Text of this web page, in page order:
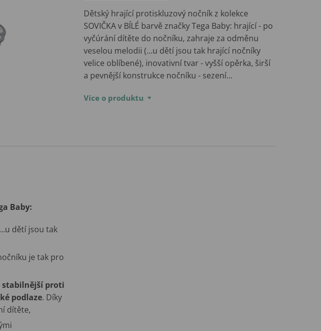
Dětský hrající protiskluzový nočník z kolekce
SOVIČKA v BÍLÉ barvě značky Tega Baby: hrající - po
vyčúrání dítěte do nočníku, zahraje za odměnu
veselou melodii (...u dětí jsou tak hrající nočníky
velice oblíbené), inovativní tvar - vyšší opěrka, širší
a pevnější konstrukce nočníku - sezení…
Více o produktu
Baby:
dětí jsou tak
je tak pro
stabilnější proti
podlaze. Díky
dítěte,